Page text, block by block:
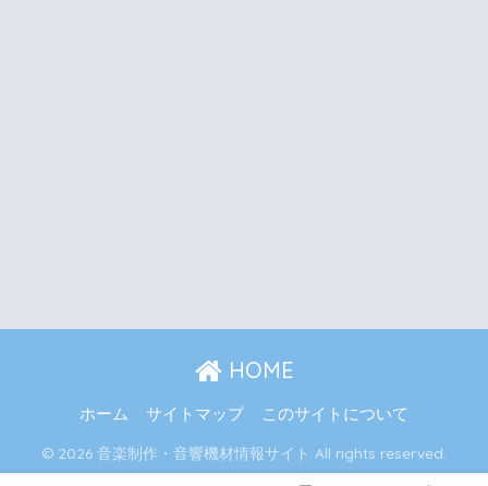
HOME
ホーム サイトマップ このサイトについて
© 2026 音楽制作・音響機材情報サイト All rights reserved.